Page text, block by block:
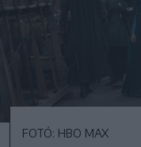
FOTÓ: HBO MAX